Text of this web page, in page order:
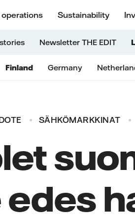
operations Sustainability
Newsletter THE EDIT
Finland Germany
SÄHKÖMARKKINAT
edes